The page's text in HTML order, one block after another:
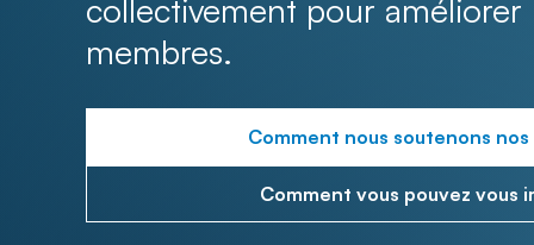
collectivement pour améliorer
membres.
Comment nous soutenons
Comment vous pouvez vous